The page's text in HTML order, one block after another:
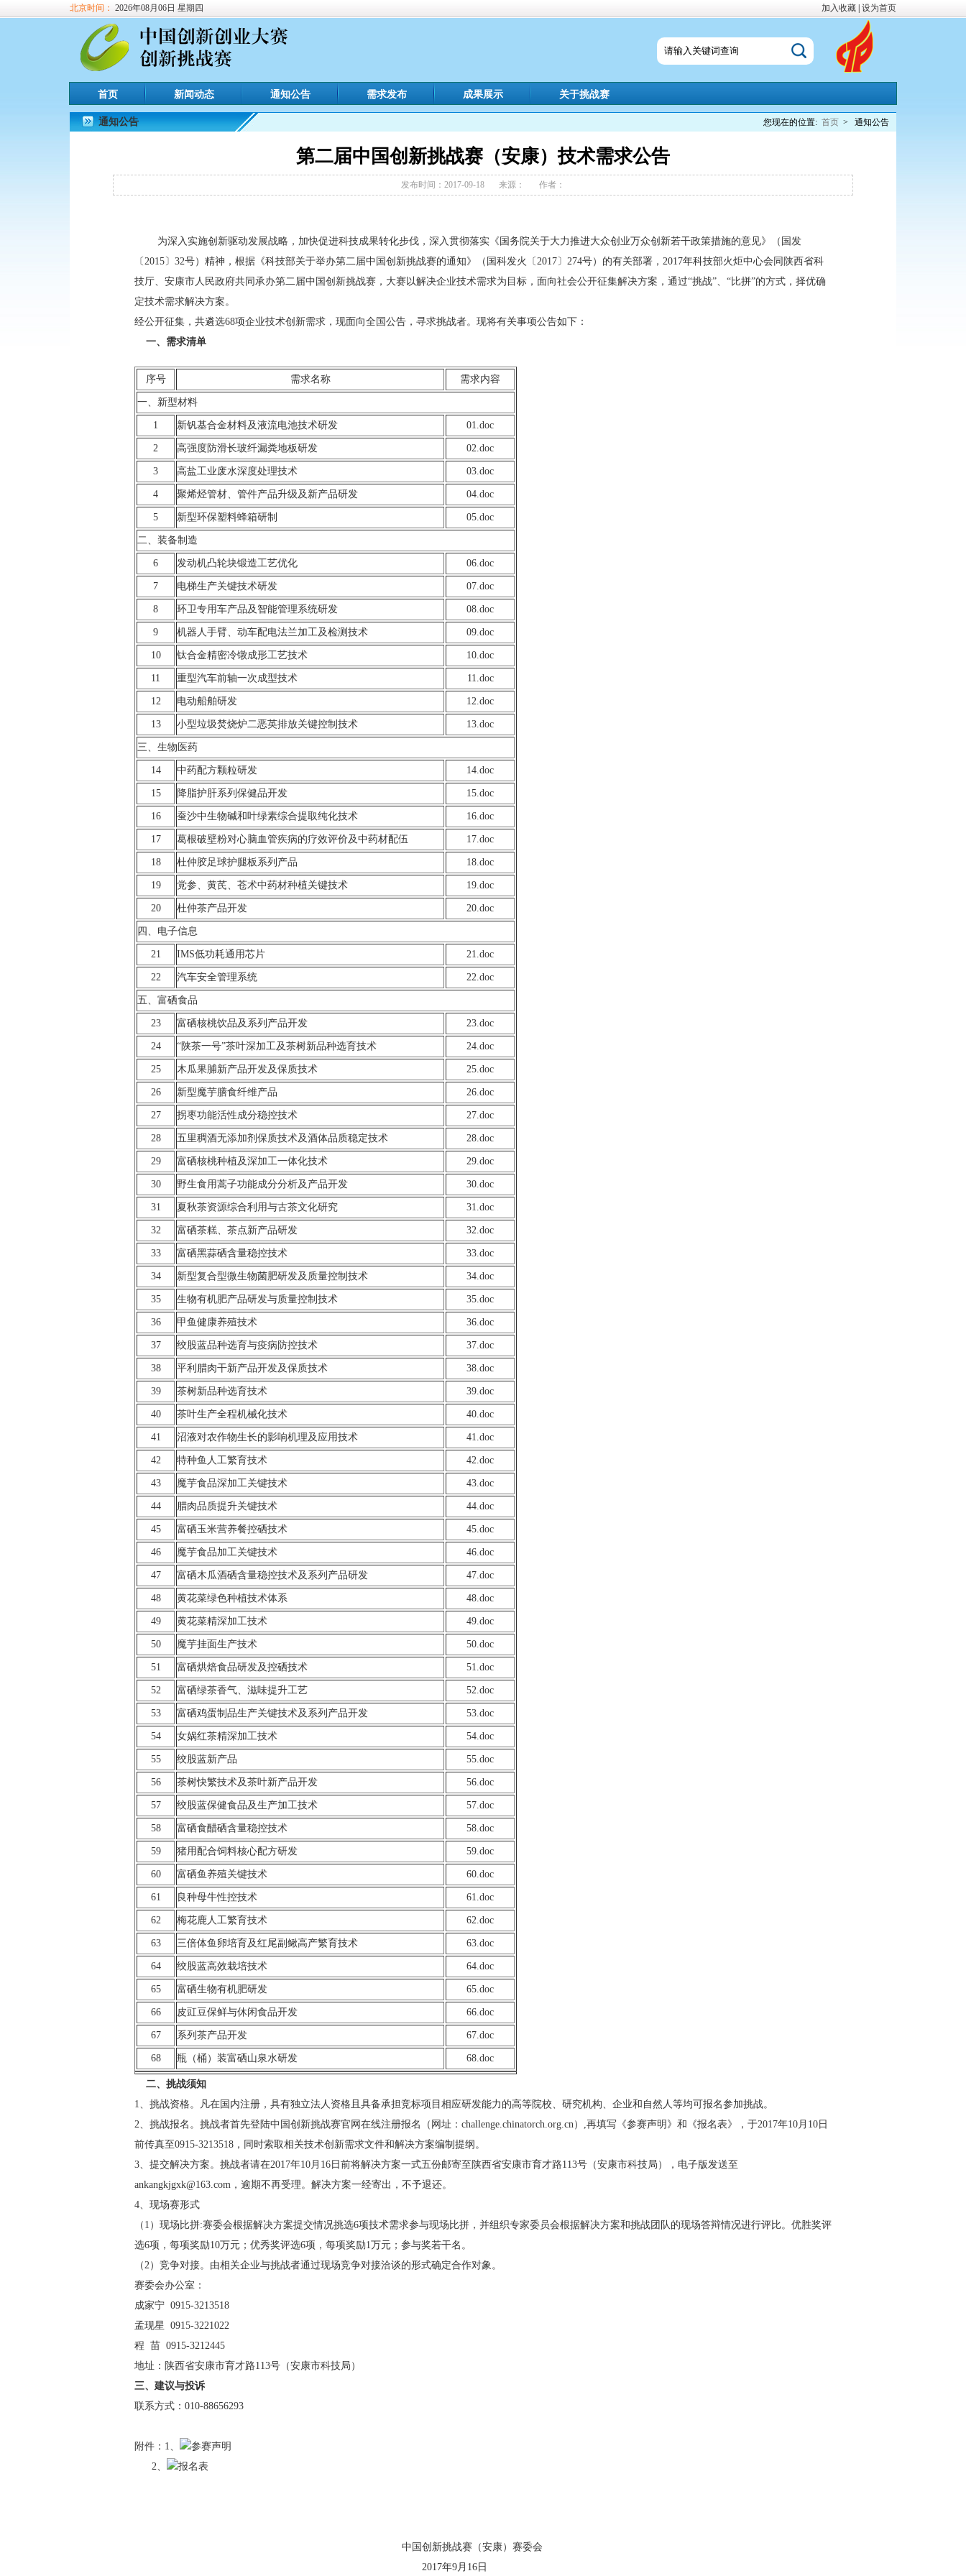
加入收藏 设为首页
北京时间： 2026年08月06日 星期四
首页 新闻动态 通知公告 需求发布 成果展示 关于挑战赛
您现在的位置: 首页 > 通知公告
通知公告
第二届中国创新挑战赛（安康）技术需求公告
发布时间：2017-09-18 来源： 作者：
为深入实施创新驱动发展战略，加快促进科技成果转化步伐，深入贯彻落实《国务院关于大力推进大众创业万众创新若干政策措施的意见》（国发
〔2015〕32号）精神，根据《科技部关于举办第二届中国创新挑战赛的通知》（国科发火〔2017〕274号）的有关部署，2017年科技部火炬中心会同陕西省科
技厅、安康市人民政府共同承办第二届中国创新挑战赛，大赛以解决企业技术需求为目标，面向社会公开征集解决方案，通过“挑战”、“比拼”的方式，择优确
定技术需求解决方案。
经公开征集，共遴选68项企业技术创新需求，现面向全国公告，寻求挑战者。现将有关事项公告如下：
一、需求清单
序号 需求名称 需求内容
一、新型材料
1 新钒基合金材料及液流电池技术研发 01.doc
2 高强度防滑长玻纤漏粪地板研发 02.doc
3 高盐工业废水深度处理技术 03.doc
4 聚烯烃管材、管件产品升级及新产品研发 04.doc
5 新型环保塑料蜂箱研制 05.doc
二、装备制造
6 发动机凸轮块锻造工艺优化 06.doc
7 电梯生产关键技术研发 07.doc
8 环卫专用车产品及智能管理系统研发 08.doc
9 机器人手臂、动车配电法兰加工及检测技术 09.doc
10 钛合金精密冷镦成形工艺技术 10.doc
11 重型汽车前轴一次成型技术 11.doc
12 电动船舶研发 12.doc
13 小型垃圾焚烧炉二恶英排放关键控制技术 13.doc
三、生物医药
14 中药配方颗粒研发 14.doc
15 降脂护肝系列保健品开发 15.doc
16 蚕沙中生物碱和叶绿素综合提取纯化技术 16.doc
17 葛根破壁粉对心脑血管疾病的疗效评价及中药材配伍 17.doc
18 杜仲胶足球护腿板系列产品 18.doc
19 党参、黄芪、苍术中药材种植关键技术 19.doc
20 杜仲茶产品开发 20.doc
四、电子信息
21 IMS低功耗通用芯片 21.doc
22 汽车安全管理系统 22.doc
五、富硒食品
23 富硒核桃饮品及系列产品开发 23.doc
24 “陕茶一号”茶叶深加工及茶树新品种选育技术 24.doc
25 木瓜果脯新产品开发及保质技术 25.doc
26 新型魔芋膳食纤维产品 26.doc
27 拐枣功能活性成分稳控技术 27.doc
28 五里稠酒无添加剂保质技术及酒体品质稳定技术 28.doc
29 富硒核桃种植及深加工一体化技术 29.doc
30 野生食用蒿子功能成分分析及产品开发 30.doc
31 夏秋茶资源综合利用与古茶文化研究 31.doc
32 富硒茶糕、茶点新产品研发 32.doc
33 富硒黑蒜硒含量稳控技术 33.doc
34 新型复合型微生物菌肥研发及质量控制技术 34.doc
35 生物有机肥产品研发与质量控制技术 35.doc
36 甲鱼健康养殖技术 36.doc
37 绞股蓝品种选育与疫病防控技术 37.doc
38 平利腊肉干新产品开发及保质技术 38.doc
39 茶树新品种选育技术 39.doc
40 茶叶生产全程机械化技术 40.doc
41 沼液对农作物生长的影响机理及应用技术 41.doc
42 特种鱼人工繁育技术 42.doc
43 魔芋食品深加工关键技术 43.doc
44 腊肉品质提升关键技术 44.doc
45 富硒玉米营养餐控硒技术 45.doc
46 魔芋食品加工关键技术 46.doc
47 富硒木瓜酒硒含量稳控技术及系列产品研发 47.doc
48 黄花菜绿色种植技术体系 48.doc
49 黄花菜精深加工技术 49.doc
50 魔芋挂面生产技术 50.doc
51 富硒烘焙食品研发及控硒技术 51.doc
52 富硒绿茶香气、滋味提升工艺 52.doc
53 富硒鸡蛋制品生产关键技术及系列产品开发 53.doc
54 女娲红茶精深加工技术 54.doc
55 绞股蓝新产品 55.doc
56 茶树快繁技术及茶叶新产品开发 56.doc
57 绞股蓝保健食品及生产加工技术 57.doc
58 富硒食醋硒含量稳控技术 58.doc
59 猪用配合饲料核心配方研发 59.doc
60 富硒鱼养殖关键技术 60.doc
61 良种母牛性控技术 61.doc
62 梅花鹿人工繁育技术 62.doc
63 三倍体鱼卵培育及红尾副鳅高产繁育技术 63.doc
64 绞股蓝高效栽培技术 64.doc
65 富硒生物有机肥研发 65.doc
66 皮豇豆保鲜与休闲食品开发 66.doc
67 系列茶产品开发 67.doc
68 瓶（桶）装富硒山泉水研发 68.doc
二、挑战须知
1、挑战资格。凡在国内注册，具有独立法人资格且具备承担竞标项目相应研发能力的高等院校、研究机构、企业和自然人等均可报名参加挑战。
2、挑战报名。挑战者首先登陆中国创新挑战赛官网在线注册报名（网址：challenge.chinatorch.org.cn）,再填写《参赛声明》和《报名表》，于2017年10月10日
前传真至0915-3213518，同时索取相关技术创新需求文件和解决方案编制提纲。
3、提交解决方案。挑战者请在2017年10月16日前将解决方案一式五份邮寄至陕西省安康市育才路113号（安康市科技局），电子版发送至
ankangkjgxk@163.com，逾期不再受理。解决方案一经寄出，不予退还。
4、现场赛形式
（1）现场比拼:赛委会根据解决方案提交情况挑选6项技术需求参与现场比拼，并组织专家委员会根据解决方案和挑战团队的现场答辩情况进行评比。优胜奖评
选6项，每项奖励10万元；优秀奖评选6项，每项奖励1万元；参与奖若干名。
（2）竞争对接。由相关企业与挑战者通过现场竞争对接洽谈的形式确定合作对象。
赛委会办公室：
成家宁 0915-3213518
孟现星 0915-3221022
程 苗 0915-3212445
地址：陕西省安康市育才路113号（安康市科技局）
三、建议与投诉
联系方式：010-88656293
附件：1、
参赛声明
2、
报名表
中国创新挑战赛（安康）赛委会
2017年9月16日